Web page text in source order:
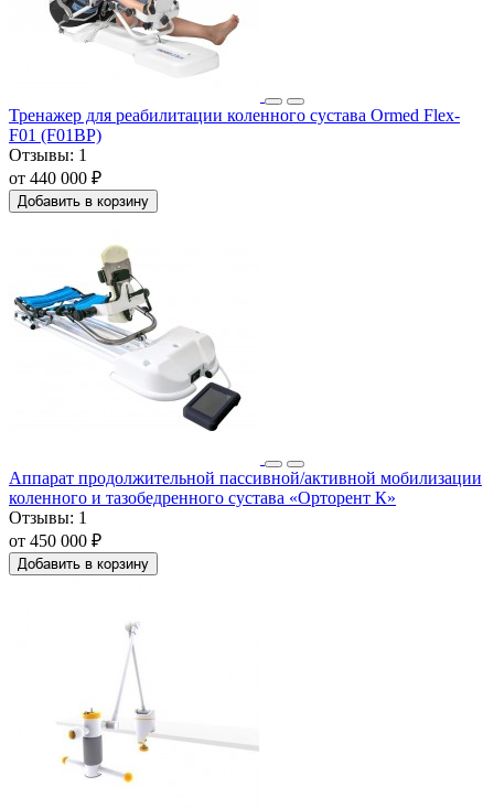
Тренажер для реабилитации коленного сустава Ormed Flex-
F01 (F01BP)
Отзывы: 1
от 440 000 ₽
Добавить в корзину
Аппарат продолжительной пассивной/активной мобилизации
коленного и тазобедренного сустава «Орторент К»
Отзывы: 1
от 450 000 ₽
Добавить в корзину